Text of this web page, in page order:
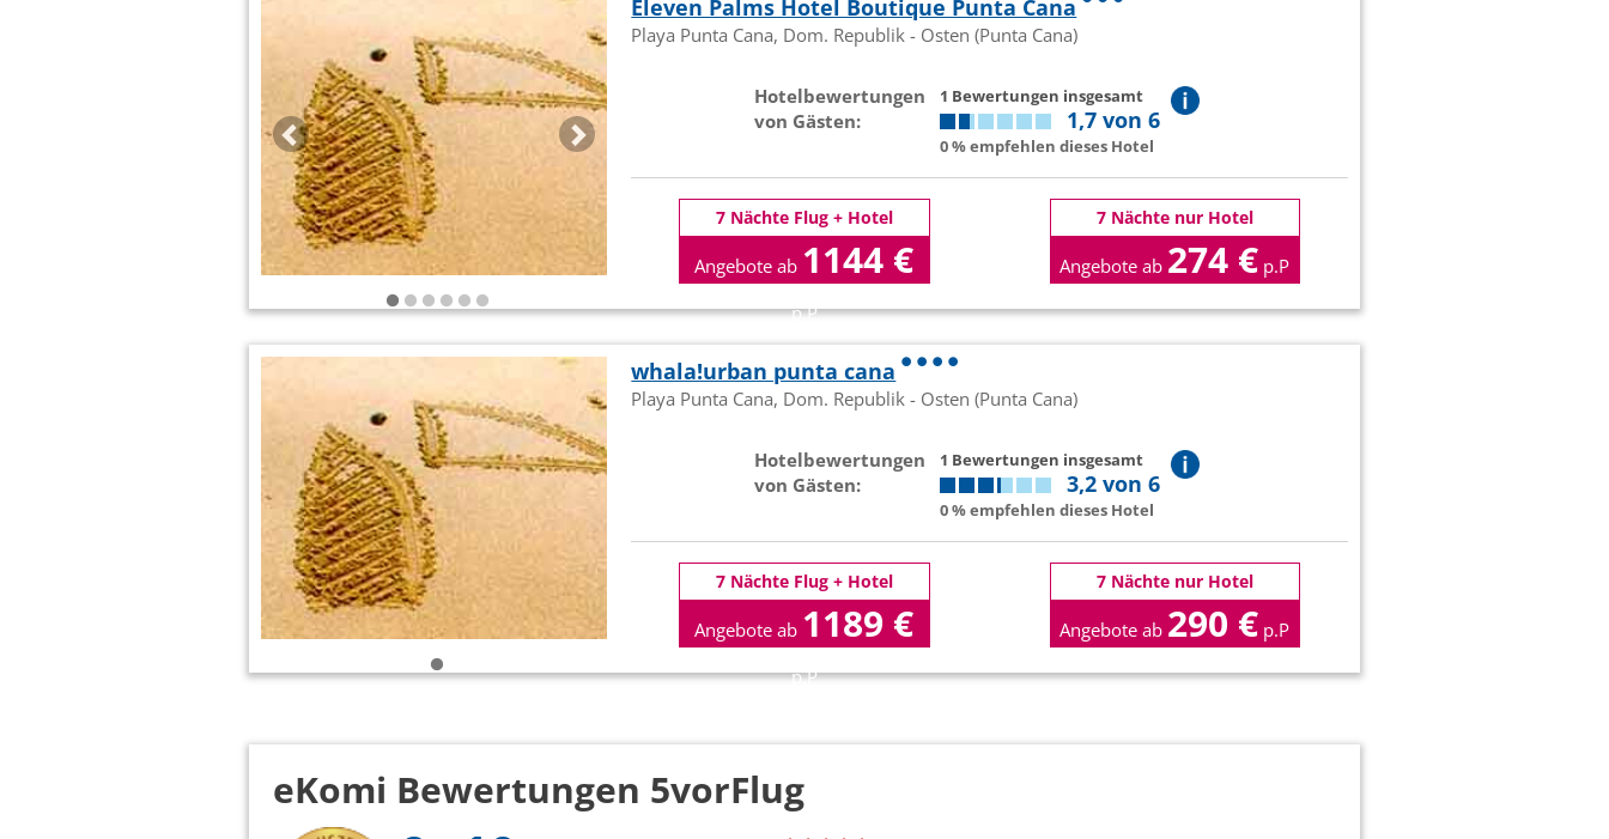
Eleven Palms Hotel Boutique Punta Cana
Playa Punta Cana, Dom. Republik - Osten (Punta Cana)
Hotelbewertungen
von Gästen:
1 Bewertungen insgesamt
1,7 von 6
0 % empfehlen dieses Hotel
7 Nächte Flug + Hotel
Angebote ab 1144 €
p.P
7 Nächte nur Hotel
Angebote ab 274 € p.P
whala!urban punta cana
Playa Punta Cana, Dom. Republik - Osten (Punta Cana)
Hotelbewertungen
von Gästen:
1 Bewertungen insgesamt
3,2 von 6
0 % empfehlen dieses Hotel
7 Nächte Flug + Hotel
Angebote ab 1189 €
p.P
7 Nächte nur Hotel
Angebote ab 290 € p.P
eKomi Bewertungen 5vorFlug